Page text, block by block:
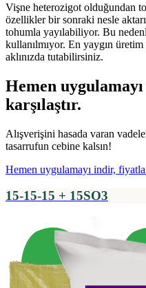
Vişne heterozigot olduğundan
özellikler bir sonraki nesle
tohumla yayılabiliyor. Bu
kullanılmıyor. En yaygın
aklınızda tutabilirsiniz.
Hemen
karşılaştır.
Alışverişini hasada varan
tasarrufun cebine kalsın!
Hemen uygulamayı indir,
15-15-15 + 15SO3